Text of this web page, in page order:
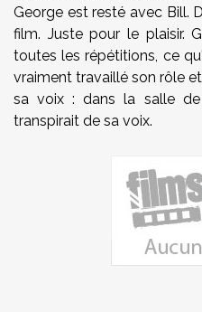
George est resté avec Bill.
film. Juste pour le plaisir.
toutes les répétitions, ce
vraiment travaillé son rôle
sa voix : dans la salle
transpirait de sa voix.